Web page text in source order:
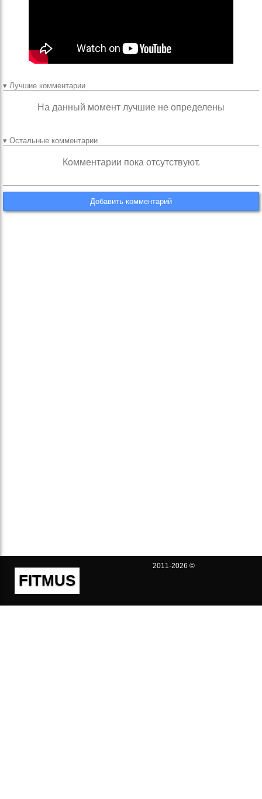
▾ Лучшие комментарии
На данный момент лучшие не определены
▾ Остальные комментарии
Комментарии пока отсутствуют.
Добавить комментарий
FITMUS
2011-2026 ©